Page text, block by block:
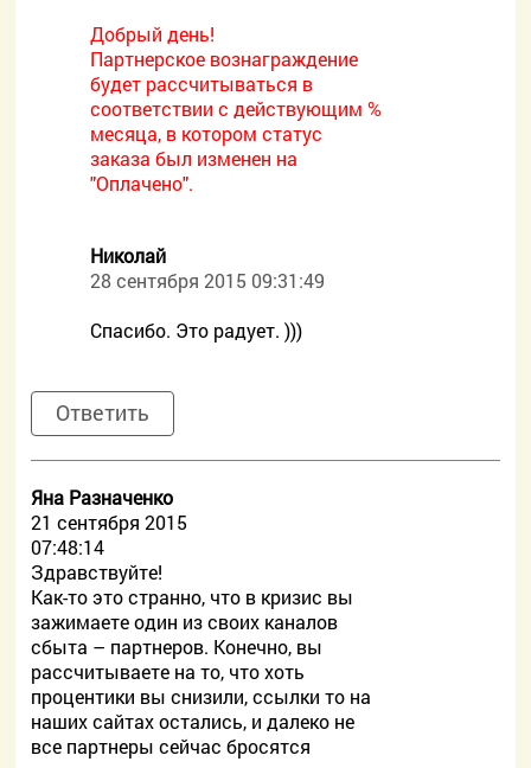
Добрый день!
Партнерское вознаграждение
будет рассчитываться в
соответствии с действующим %
месяца, в котором статус
заказа был изменен на
"Оплачено".
Николай
28 сентября 2015 09:31:49
Спасибо. Это радует. )))
Ответить
Яна Разначенко
21 сентября 2015
07:48:14
Здравствуйте!
Как-то это странно, что в кризис вы
зажимаете один из своих каналов
сбыта – партнеров. Конечно, вы
рассчитываете на то, что хоть
процентики вы снизили, ссылки то на
наших сайтах остались, и далеко не
все партнеры сейчас бросятся